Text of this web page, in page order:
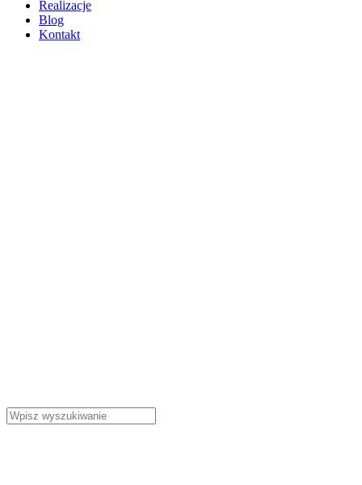
Realizacje
Blog
Kontakt